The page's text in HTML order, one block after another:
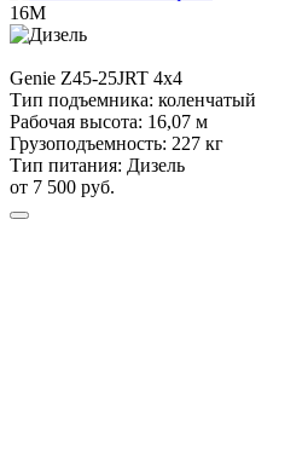
16М
Genie Z45-25JRT 4х4
Тип подъемника: коленчатый
Рабочая высота: 16,07 м
Грузоподъемность: 227 кг
Тип питания: Дизель
от 7 500 руб.